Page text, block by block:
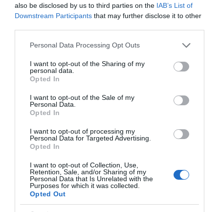
also be disclosed by us to third parties on the IAB’s List of
Downstream Participants that may further disclose it to other
Please note that this website/app uses one or more Google
not limited to your visit or usage behaviour. You may click to
grant or deny consent to Google and its third-party tags to
use your data for below specified purposes in below Google
consent section.
Personal Data Processing Opt Outs
I want to opt-out of the Sharing of my
personal data.
Opted In
I want to opt-out of the Sale of my
Personal Data.
Opted In
I want to opt-out of processing my
Personal Data for Targeted Advertising.
Opted In
I want to opt-out of Collection, Use,
Retention, Sale, and/or Sharing of my
Personal Data that Is Unrelated with the
Purposes for which it was collected.
Opted Out
Μάνδρα – Καταγγελία στο DEBATER:
«Μετέφεραν από παράνομη χωματερή
επικίνδυνα υλικά και τα εναπόθεσαν σε άλλη»
07.07.2023 - 13:34